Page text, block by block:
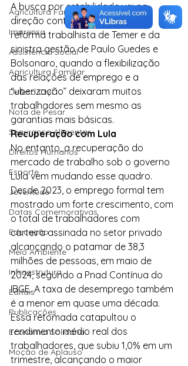
Agricultura Familiar
Imprensa
Assistência Social
Agricultura Familiar
Defesa Civil
Nota de Pesar
Segurança Alimentar
Direitos Humanos
Esporte
Juventude
Datas Comemorativas
Educação
Meio Ambiente
Infraestrutura
Editais
Publicações
Economia Solidária
Moção de Aplauso
A busca por estabilidade vai na
direção contrária da desastrosa
reforma trabalhista de Temer e da
sinistra gestão de Paulo Guedes e
Bolsonaro, quando a flexibilização
das relações de emprego e a
“uberização” deixaram muitos
trabalhadores sem mesmo as
garantias mais básicas.
Recuperação com Lula
No entanto, a recuperação do
mercado de trabalho sob o governo
Lula vem mudando esse quadro.
Desde 2023, o emprego formal tem
mostrado um forte crescimento, com
o total de trabalhadores com
carteira assinada no setor privado
alcançando o patamar de 38,3
milhões de pessoas, em maio de
2024, segundo a Pnad Contínua do
IBGE. A taxa de desemprego também
é a menor em quase uma década.
Essa retomada catapultou o
rendimento médio real dos
trabalhadores, que subiu 1,0% em um
trimestre, alcançando o maior